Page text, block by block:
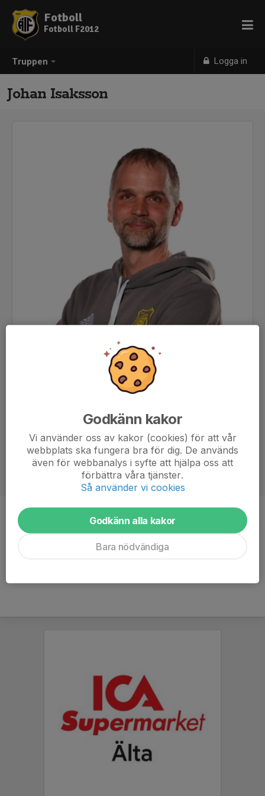
Truppen Logga in
Fotboll
Fotboll F2012
Johan Isaksson
Titel
Tränare
Godkänn kakor
Vi använder oss av kakor (cookies) för att vår
webbplats ska fungera bra för dig. De används
även för webbanalys i syfte att hjälpa oss att
förbättra våra tjänster.
Så använder vi cookies
Godkänn alla kakor
Bara nödvändiga